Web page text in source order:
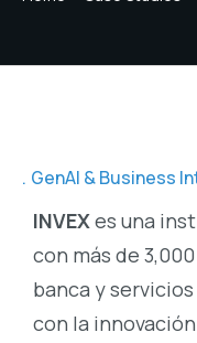
GenAI & Business
INVEXes una
con más de
banca y
con la